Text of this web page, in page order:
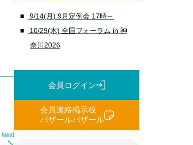
Next
9/14(月) 9月定例会 17時～
10/29(木) 全国フォーラム in 神
奈川2026
会員ログイン
会員連絡掲示板
バザールバザール